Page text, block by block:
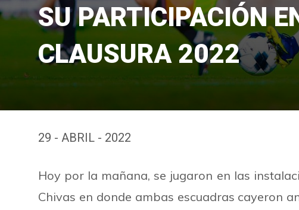
SU PARTICIPACIÓN
CLAUSURA 2022
29 - ABRIL - 2022
Hoy por la mañana, se jugaron en las
Chivas en donde ambas escuadras cayeron